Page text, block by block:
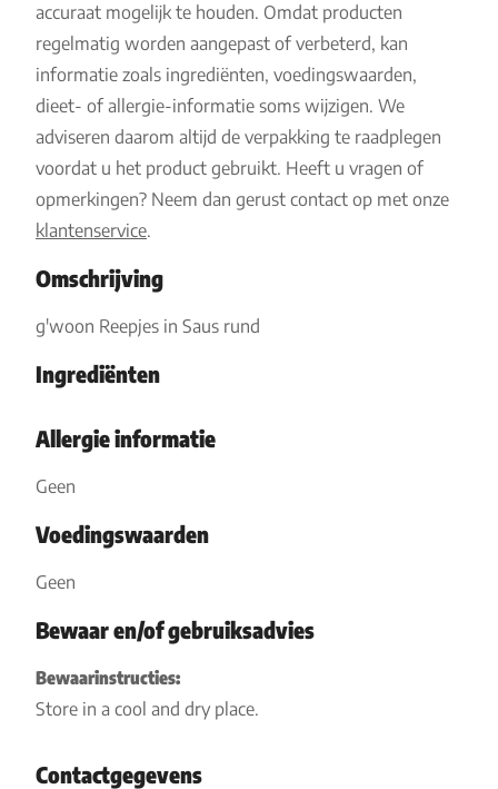
accuraat mogelijk te houden. Omdat producten
regelmatig worden aangepast of verbeterd, kan
informatie zoals ingrediënten, voedingswaarden,
dieet- of allergie-informatie soms wijzigen. We
adviseren daarom altijd de verpakking te raadplegen
voordat u het product gebruikt. Heeft u vragen of
opmerkingen? Neem dan gerust contact op met onze
klantenservice.
Omschrijving
g'woon Reepjes in Saus rund
Ingrediënten
Allergie informatie
Geen
Voedingswaarden
Geen
Bewaar en/of gebruiksadvies
Bewaarinstructies:
Store in a cool and dry place.
Contactgegevens